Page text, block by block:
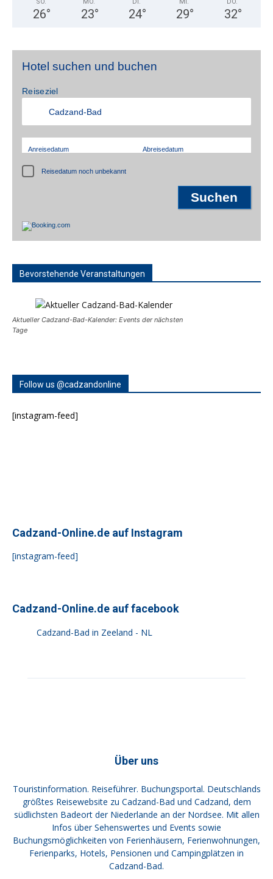
26° 23° 24° 29° 32°
Hotel suchen und buchen
Reiseziel
Anreisedatum Abreisedatum
Reisedatum noch unbekannt
Bevorstehende Veranstaltungen
Aktueller Cadzand-Bad-Kalender: Events der nächsten
Tage
Follow us @cadzandonline
[instagram-feed]
Cadzand-Online.de auf Instagram
[instagram-feed]
Cadzand-Online.de auf facebook
Cadzand-Bad in Zeeland - NL
Über uns
Touristinformation. Reiseführer. Buchungsportal. Deutschlands
größtes Reisewebsite zu Cadzand-Bad und Cadzand, dem
südlichsten Badeort der Niederlande an der Nordsee. Mit allen
Infos über Sehenswertes und Events sowie
Buchungsmöglichkeiten von Ferienhäusern, Ferienwohnungen,
Ferienparks, Hotels, Pensionen und Campingplätzen in
Cadzand-Bad.